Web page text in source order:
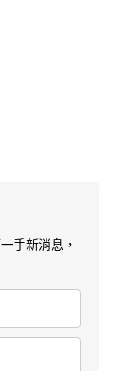
手新消息，